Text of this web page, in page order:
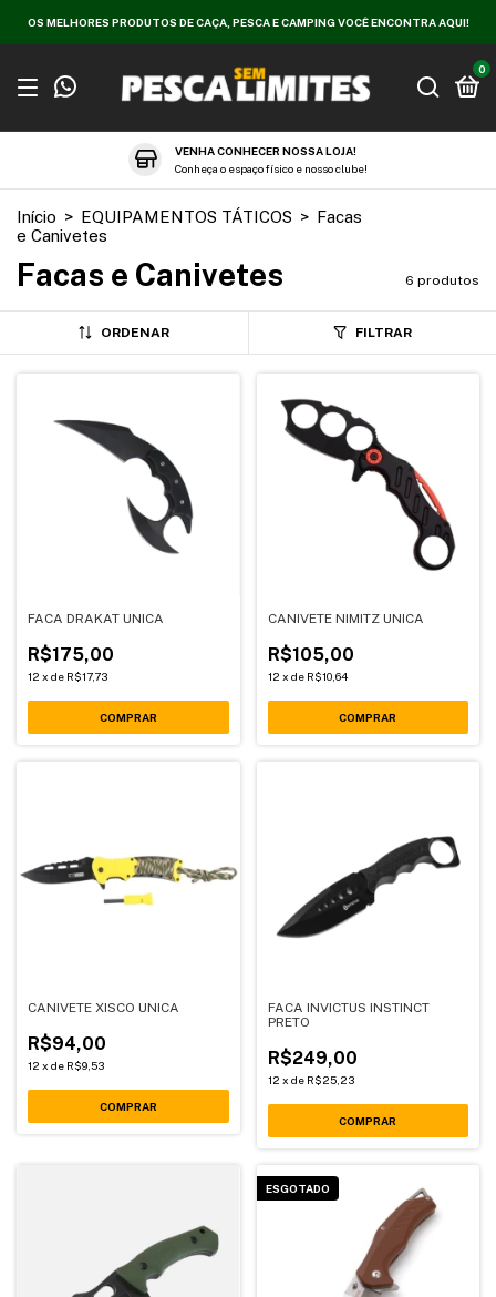
OS MELHORES PRODUTOS DE CAÇA, PESCA E CAMPING VOCÊ ENCONTRA AQUI!
0
VENHA CONHECER NOSSA LOJA!
Conheça o espaço físico e nosso clube!
Início > EQUIPAMENTOS TÁTICOS > Facas
e Canivetes
Facas e Canivetes 6 produtos
ORDENAR FILTRAR
FACA DRAKAT UNICA
R$175,00
12 x de R$17,73
CANIVETE NIMITZ UNICA
R$105,00
12 x de R$10,64
CANIVETE XISCO UNICA
R$94,00
12 x de R$9,53
FACA INVICTUS INSTINCT
PRETO
R$249,00
12 x de R$25,23
ESGOTADO